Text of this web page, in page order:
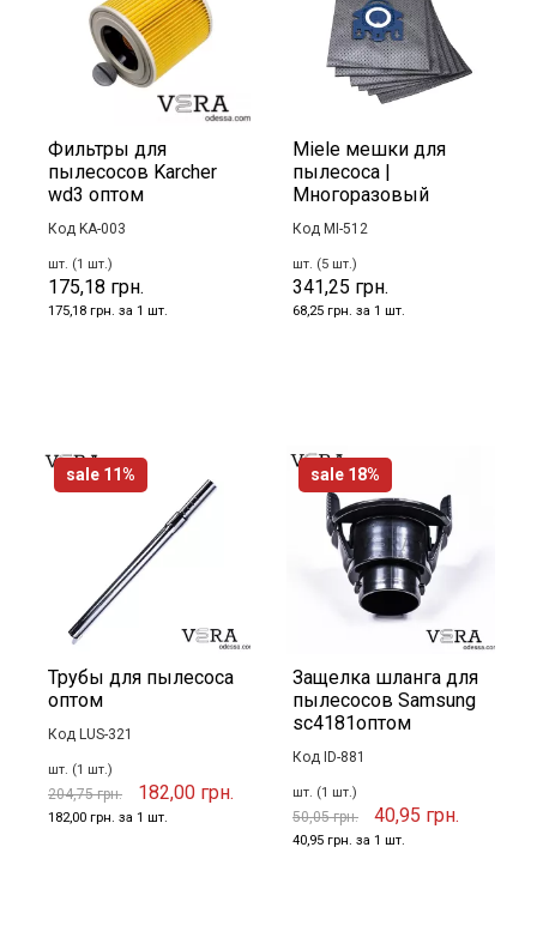
Фильтры для
пылесосов Karcher
wd3 оптом
Код KA-003
шт. (1 шт.)
175,18 грн.
175,18 грн. за 1 шт.
Miele мешки для
пылесоса |
Многоразовый
Код MI-512
шт. (5 шт.)
341,25 грн.
68,25 грн. за 1 шт.
Трубы для пылесоса
оптом
Код LUS-321
шт. (1 шт.)
204,75 грн. 182,00 грн.
182,00 грн. за 1 шт.
sale 11%
Защелка шланга для
пылесосов Samsung
sc4181оптом
Код ID-881
шт. (1 шт.)
50,05 грн. 40,95 грн.
40,95 грн. за 1 шт.
sale 18%